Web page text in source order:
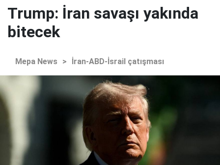
Trump: İran savaşı yakında
bitecek
Mepa News > İran-ABD-İsrail çatışması